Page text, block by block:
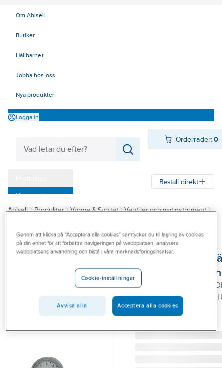
Om Ahlsell
Butiker
Hållbarhet
Jobba hos oss
Nya produkter
Logga in
Orderrader:0
Varumärken
Kampanjer
Outlet
Branscher
Beställ direkt
Ahlsell Produkter Värme & Sanitet
Ventiler och mätinstrument
A-COLLECTION
2750, a-collection
TRYCKMÄTARE 16 BAR
2750 160MM DÄMP
ANSL NED
Artikelnummer:
Genom att klicka på "Acceptera alla cookies" samtycker du till lagring av cookies
på din enhet för att förbättra navigeringen på webbplatsen, analysera
webbplatsens användning och bistå i våra marknadsföringsinsatser.
Cookie-inställningar
Avvisa alla Acceptera alla cookies